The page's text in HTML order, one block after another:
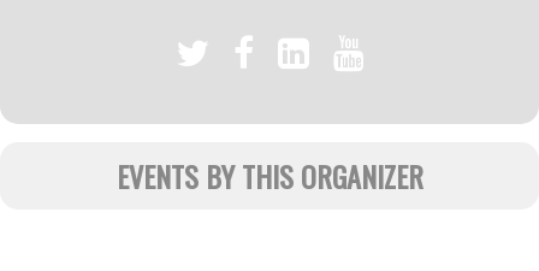
EVENTS BY THIS ORGANIZER